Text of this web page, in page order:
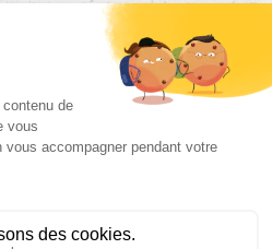
FR
Bjorg pour les pros
de confidentialité
AGEC de nos produits sur le site